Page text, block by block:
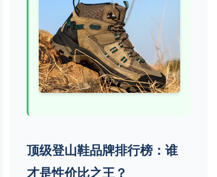
顶级登山鞋品牌排行榜：谁
才是性价比之王？